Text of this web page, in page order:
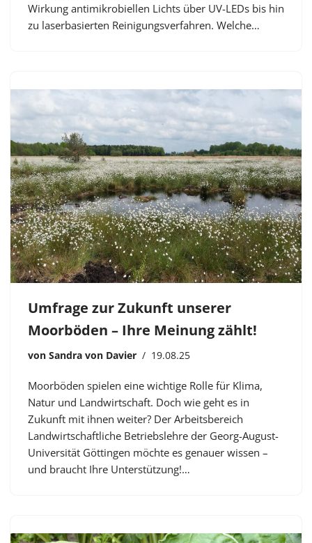
Wirkung antimikrobiellen Lichts über UV-LEDs bis hin
zu laserbasierten Reinigungsverfahren. Welche…
Umfrage zur Zukunft unserer
Moorböden – Ihre Meinung zählt!
von Sandra von Davier 19.08.25
Moorböden spielen eine wichtige Rolle für Klima,
Natur und Landwirtschaft. Doch wie geht es in
Zukunft mit ihnen weiter? Der Arbeitsbereich
Landwirtschaftliche Betriebslehre der Georg-August-
Universität Göttingen möchte es genauer wissen –
und braucht Ihre Unterstützung!…